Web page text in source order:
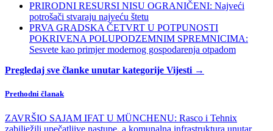
PRIRODNI RESURSI NISU OGRANIČENI: Najveći
potrošači stvaraju najveću štetu
PRVA GRADSKA ČETVRT U POTPUNOSTI
POKRIVENA POLUPODZEMNIM SPREMNICIMA:
Sesvete kao primjer modernog gospodarenja otpadom
Pregledaj sve članke unutar kategorije Vijesti →
Prethodni članak
ZAVRŠIO SAJAM IFAT U MÜNCHENU: Rasco i Tehnix
zabilježili upečatljive nastupe, a komunalna infrastruktura unutar